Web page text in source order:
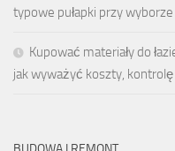
typowe pułapki przy
Kupować materiały do
jak wyważyć koszty,